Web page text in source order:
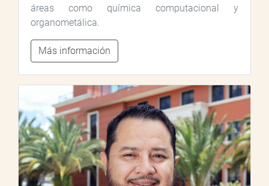
áreas como química computacional y
organometálica.
Más información